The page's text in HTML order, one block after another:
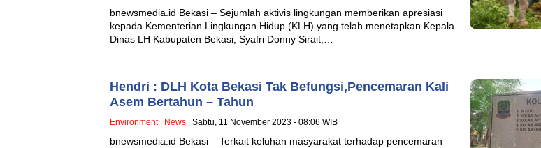
bnewsmedia.id Bekasi – Sejumlah aktivis lingkungan memberikan apresiasi
kepada Kementerian Lingkungan Hidup (KLH) yang telah menetapkan Kepala
Dinas LH Kabupaten Bekasi, Syafri Donny Sirait,…
Hendri : DLH Kota Bekasi Tak Befungsi,Pencemaran Kali
Asem Bertahun – Tahun
Environment| News | Sabtu, 11 November 2023 - 08:06 WIB
bnewsmedia.id Bekasi – Terkait keluhan masyarakat terhadap pencemaran